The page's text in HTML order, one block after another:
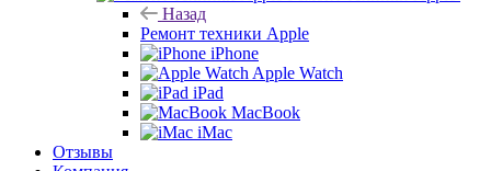
Назад
Ремонт техники Apple
iPhone
Apple Watch
iPad
MacBook
iMac
Отзывы